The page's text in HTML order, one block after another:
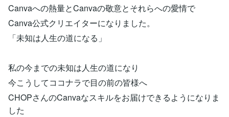
Canvaへの熱量とCanvaの敬意とそれらへの愛情で
Canva公式クリエイターになりました。
「未知は人生の道になる」
私の今までの未知は人生の道になり
今こうしてココナラで目の前の皆様へ
CHOPさんのCanvaなスキルをお届けできるようになりま
した